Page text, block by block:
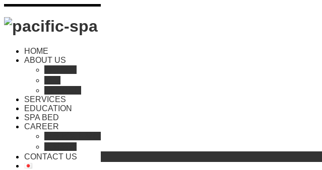
HOME
ABOUT US
SERVICES
EDUCATION
SPA BED
CAREER
CONTACT US
Home
宿泊
ページ上部へ戻る